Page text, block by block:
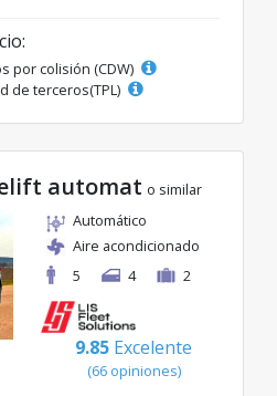
por colisión (CDW)
de terceros(TPL)
automat o similar
Automático
Aire acondicionado
5
4 2
9.85 Excelente
(66 opiniones)